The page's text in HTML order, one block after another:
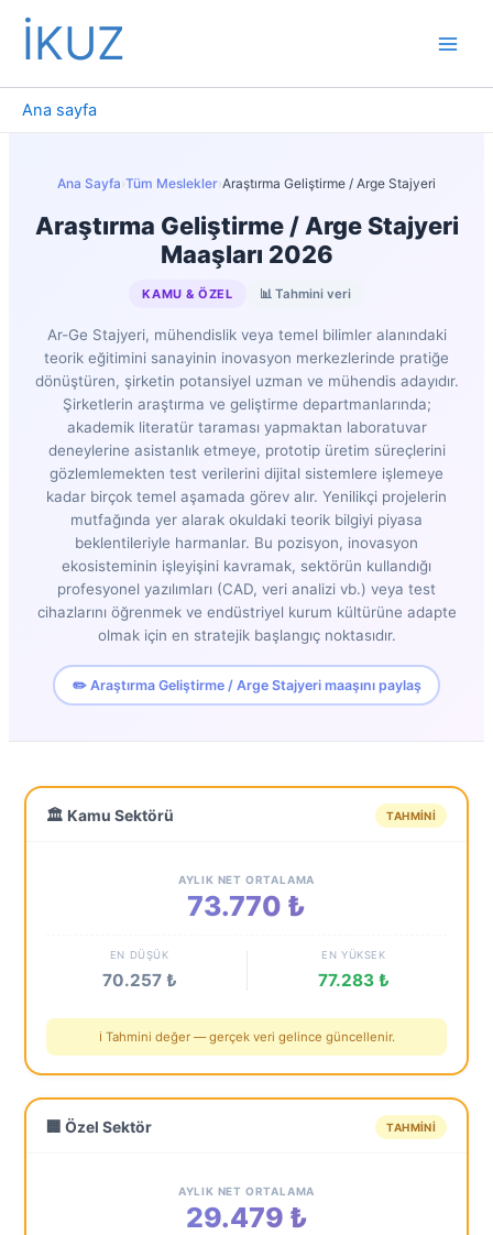
İçeriğe
İKUZ
Ana sayfa
Ana Sayfa›Tüm Meslekler›Araştırma Geliştirme / Arge Stajyeri
Araştırma Geliştirme / Arge Stajyeri
Maaşları 2026
KAMU & ÖZEL 📊 Tahmini veri
Ar-Ge Stajyeri, mühendislik veya temel bilimler alanındaki
teorik eğitimini sanayinin inovasyon merkezlerinde pratiğe
dönüştüren, şirketin potansiyel uzman ve mühendis adayıdır.
Şirketlerin araştırma ve geliştirme departmanlarında;
akademik literatür taraması yapmaktan laboratuvar
deneylerine asistanlık etmeye, prototip üretim süreçlerini
gözlemlemekten test verilerini dijital sistemlere işlemeye
kadar birçok temel aşamada görev alır. Yenilikçi projelerin
mutfağında yer alarak okuldaki teorik bilgiyi piyasa
beklentileriyle harmanlar. Bu pozisyon, inovasyon
ekosisteminin işleyişini kavramak, sektörün kullandığı
profesyonel yazılımları (CAD, veri analizi vb.) veya test
cihazlarını öğrenmek ve endüstriyel kurum kültürüne adapte
olmak için en stratejik başlangıç noktasıdır.
✏️ Araştırma Geliştirme / Arge Stajyeri maaşını paylaş
🏛️ Kamu Sektörü TAHMINI
AYLIK NET ORTALAMA
73.770 ₺
EN DÜŞÜK
70.257 ₺
EN YÜKSEK
77.283 ₺
ℹ️ Tahmini değer — gerçek veri gelince güncellenir.
🏢 Özel Sektör TAHMINI
AYLIK NET ORTALAMA
29.479 ₺